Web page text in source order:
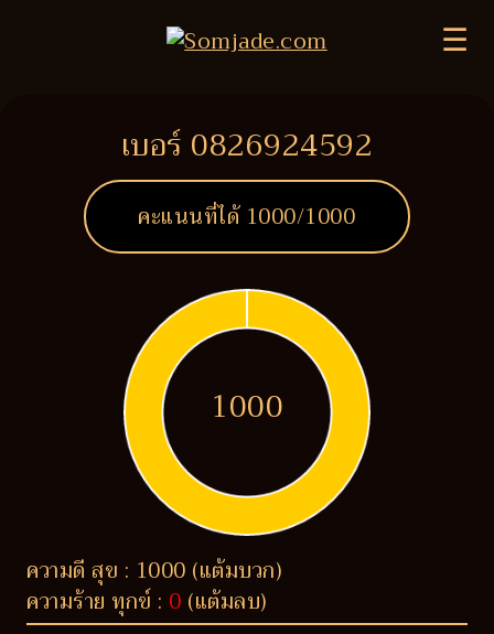
☰
เบอร์ 0826924592
คะแนนที่ได้ 1000/1000
1000
ความดี สุข : 1000 (แต้มบวก)
ความร้าย ทุกข์ : 0 (แต้มลบ)